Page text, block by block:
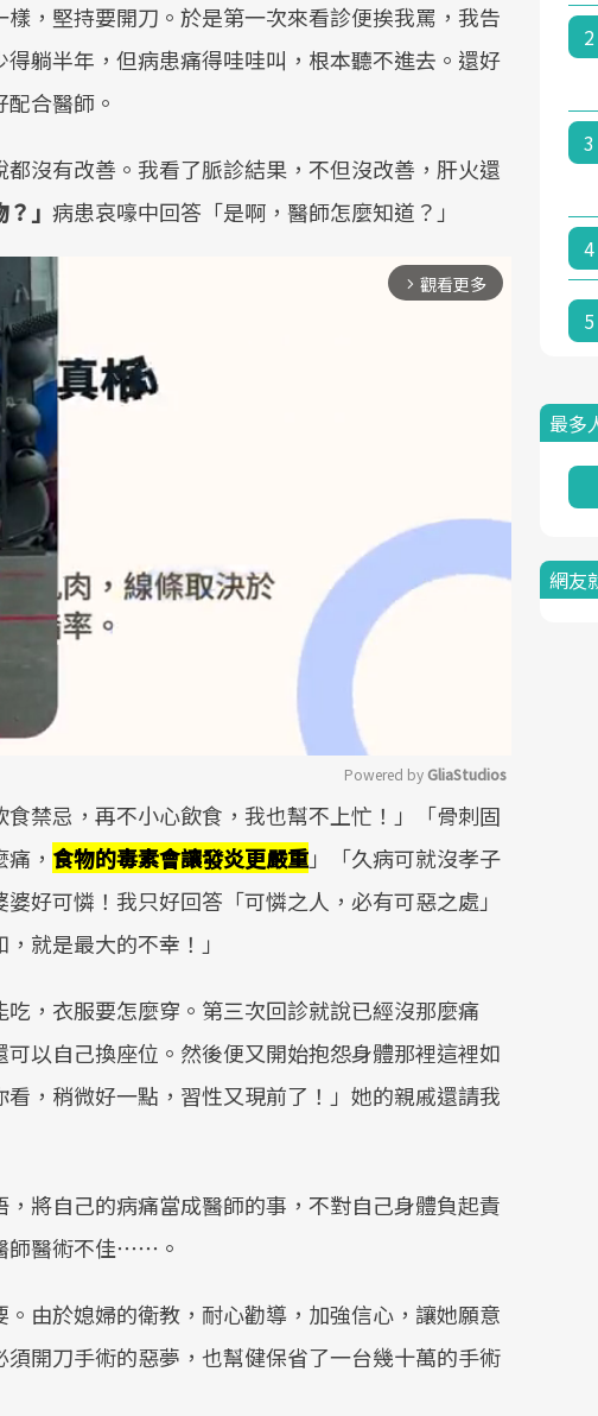
，堅持要開刀。於是第一次來看診便挨我罵，我告
躺半年，但病患痛得哇哇叫，根本聽不進去。還好
合醫師。
沒有改善。我看了脈診結果，不但沒改善，肝火還
」 病患哀嚎中回答「是啊，醫師怎麼知道？」
arrow_forward_ios 觀看更多
Mute
Powered by GliaStudios
禁忌，再不小心飲食，我也幫不上忙！」「骨刺固
， 食物的毒素會讓發炎更嚴重」「久病可就沒孝子
好可憐！我只好回答「可憐之人，必有可惡之處」
就是最大的不幸！」
，衣服要怎麼穿。第三次回診就說已經沒那麼痛
以自己換座位。然後便又開始抱怨身體那裡這裡如
，稍微好一點，習性又現前了！」她的親戚還請我
將自己的病痛當成醫師的事，不對自己身體負起責
師醫術不佳⋯⋯。
由於媳婦的衛教，耐心勸導，加強信心，讓她願意
開刀手術的惡夢，也幫健保省了一台幾十萬的手術
2
3
4
5
最多
網友